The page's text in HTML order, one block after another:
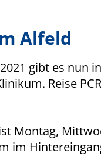
Alfeld
gibt es nun
Reise
Montag,
im